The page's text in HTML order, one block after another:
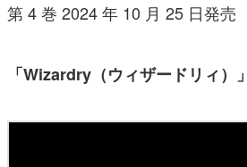
第 4 巻 2024 年 10 月 25 日発売
「Wizardry（ウィザードリィ）